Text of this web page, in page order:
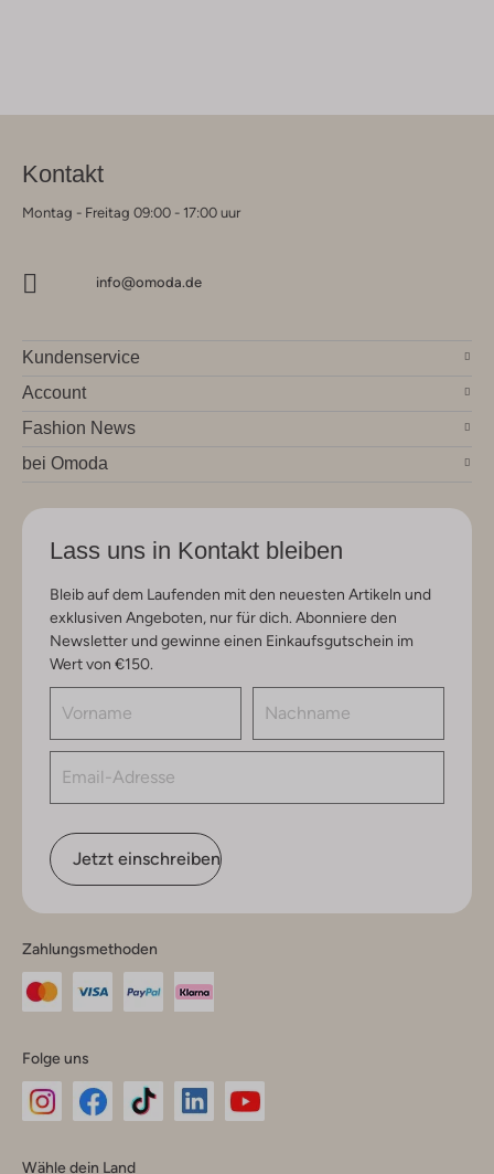
Kontakt
Montag - Freitag 09:00 - 17:00 uur
info@omoda.de
Kundenservice
Account
Fashion News
bei Omoda
Lass uns in Kontakt bleiben
Bleib auf dem Laufenden mit den neuesten Artikeln und
exklusiven Angeboten, nur für dich. Abonniere den
Newsletter und gewinne einen Einkaufsgutschein im
Wert von €150.
Jetzt einschreiben
Zahlungsmethoden
Folge uns
Wähle dein Land